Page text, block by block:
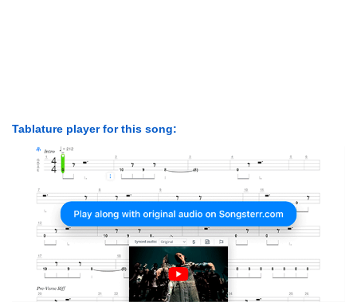
Tablature player for this song: